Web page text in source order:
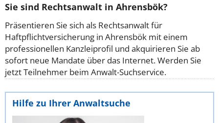
Sie sind Rechtsanwalt in Ahrensbök?
Präsentieren Sie sich als Rechtsanwalt für
Haftpflichtversicherung in Ahrensbök mit einem
professionellen Kanzleiprofil und akquirieren Sie ab
sofort neue Mandate über das Internet. Werden Sie
jetzt Teilnehmer beim Anwalt-Suchservice.
Hilfe zu Ihrer Anwaltsuche